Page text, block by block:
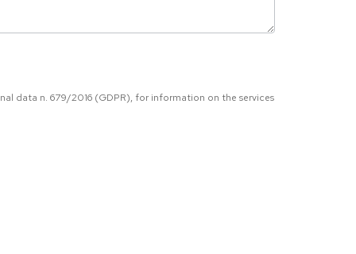
data n. 679/2016 (GDPR), for information on the services